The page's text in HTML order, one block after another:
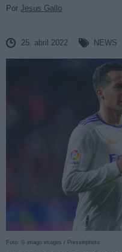
Por Jesus Gallo
25. abril 2022 NEWS
Foto: © imago images / Pressinphoto